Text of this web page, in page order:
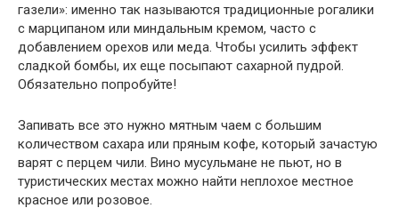
газели»: именно так называются традиционные рогалики
с марципаном или миндальным кремом, часто с
добавлением орехов или меда. Чтобы усилить эффект
сладкой бомбы, их еще посыпают сахарной пудрой.
Обязательно попробуйте!
Запивать все это нужно мятным чаем с большим
количеством сахара или пряным кофе, который зачастую
варят с перцем чили. Вино мусульмане не пьют, но в
туристических местах можно найти неплохое местное
красное или розовое.